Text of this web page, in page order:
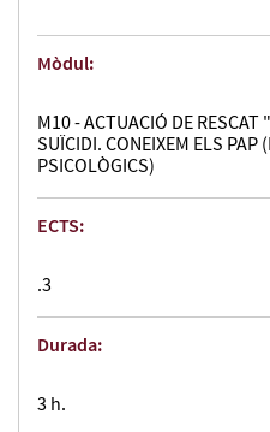
Mòdul:
M10 - ACTUACIÓ DE
SUÏCIDI. CONEIXEM ELS PAP
PSICOLÒGICS)
ECTS:
.3
Durada:
3 h.